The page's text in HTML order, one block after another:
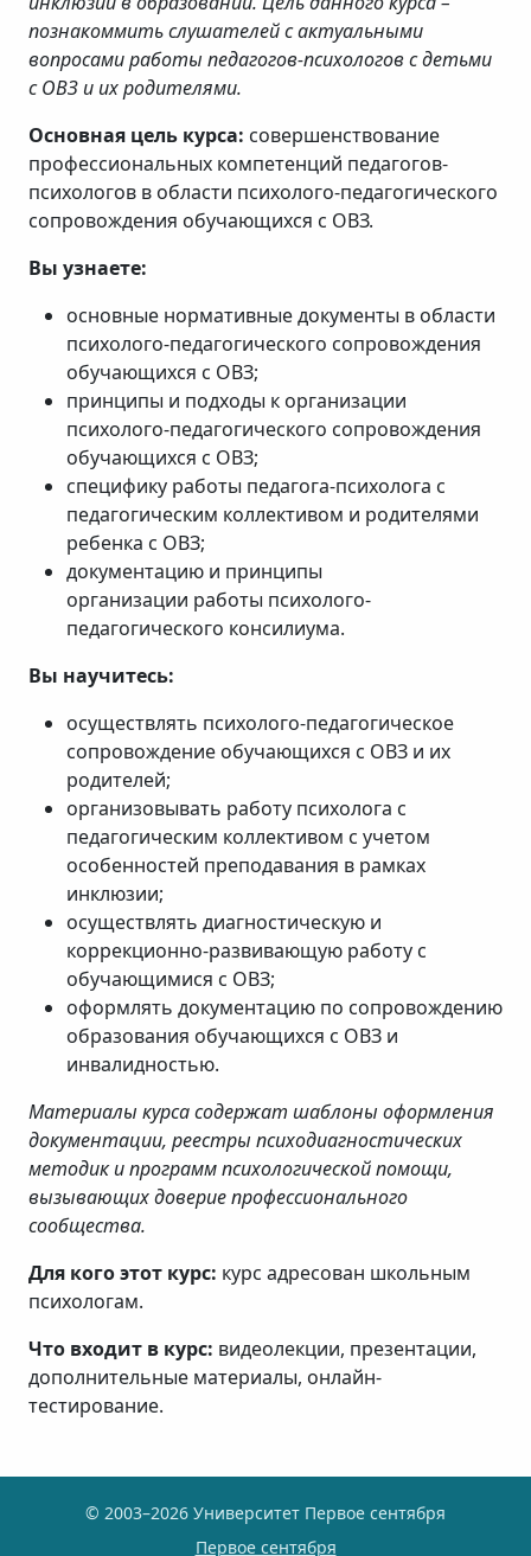
познакоммить слушателей с актуальными
вопросами работы педагогов-психологов с детьми
с ОВЗ и их родителями.
Основная цель курса: совершенствование
профессиональных компетенций педагогов-
психологов в области психолого-педагогического
сопровождения обучающихся с ОВЗ.
Вы узнаете:
основные нормативные документы в области
психолого-педагогического сопровождения
обучающихся с ОВЗ;
принципы и подходы к организации
психолого-педагогического сопровождения
обучающихся с ОВЗ;
специфику работы педагога-психолога с
педагогическим коллективом и родителями
ребенка с ОВЗ;
документацию и принципы
организации работы психолого-
педагогического консилиума.
Вы научитесь:
осуществлять психолого-педагогическое
сопровождение обучающихся с ОВЗ и их
родителей;
организовывать работу психолога с
педагогическим коллективом с учетом
особенностей преподавания в рамках
инклюзии;
осуществлять диагностическую и
коррекционно-развивающую работу с
обучающимися с ОВЗ;
оформлять документацию по сопровождению
образования обучающихся с ОВЗ и
инвалидностью.
Материалы курса содержат шаблоны оформления
документации, реестры психодиагностических
методик и программ психологической помощи,
вызывающих доверие профессионального
сообщества.
Для кого этот курс: курс адресован школьным
психологам.
Что входит в курс: видеолекции, презентации,
дополнительные материалы, онлайн-
тестирование.
© 2003–2026 Университет Первое сентября
Первое сентября